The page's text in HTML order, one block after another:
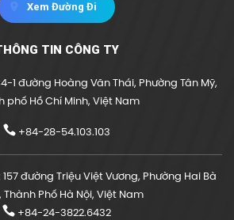
Xem Đường Đi
TIN CÔNG TY
1 đường Hoàng Văn Thái, Phường Tân Mỹ,
phố Hồ Chí Minh, Việt Nam
+84-28-54.103.103
đường Triệu Việt Vương, Phường Hai Bà
Thành Phố Hà Nội, Việt Nam
+84-24-3822.6432